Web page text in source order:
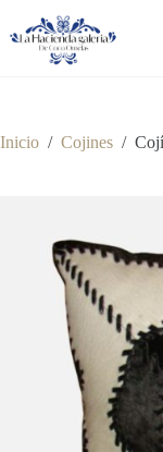
contenido
Inicio / Cojines /